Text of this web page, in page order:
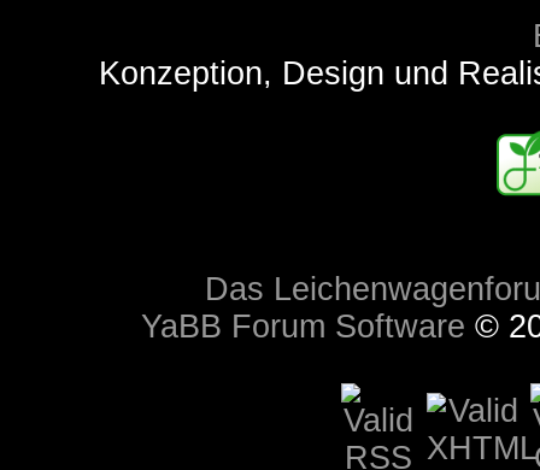
Konzeption, Design und
Das
YaBB Forum Software ©